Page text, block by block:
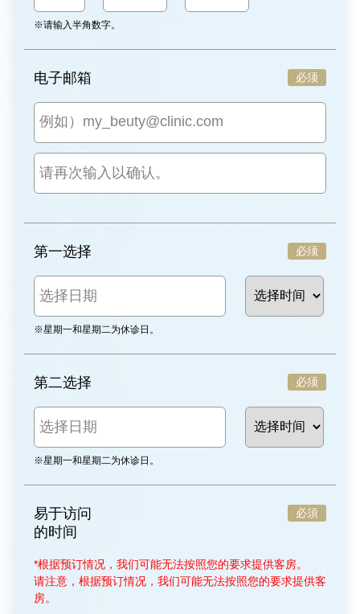
※请输入半角数字。
电子邮箱 必须
第一选择 必须
※星期一和星期二为休诊日。
第二选择 必须
※星期一和星期二为休诊日。
易于访问
的时间
必須
*根据预订情况，我们可能无法按照您的要求提供客房。
请注意，根据预订情况，我们可能无法按照您的要求提供客
房。